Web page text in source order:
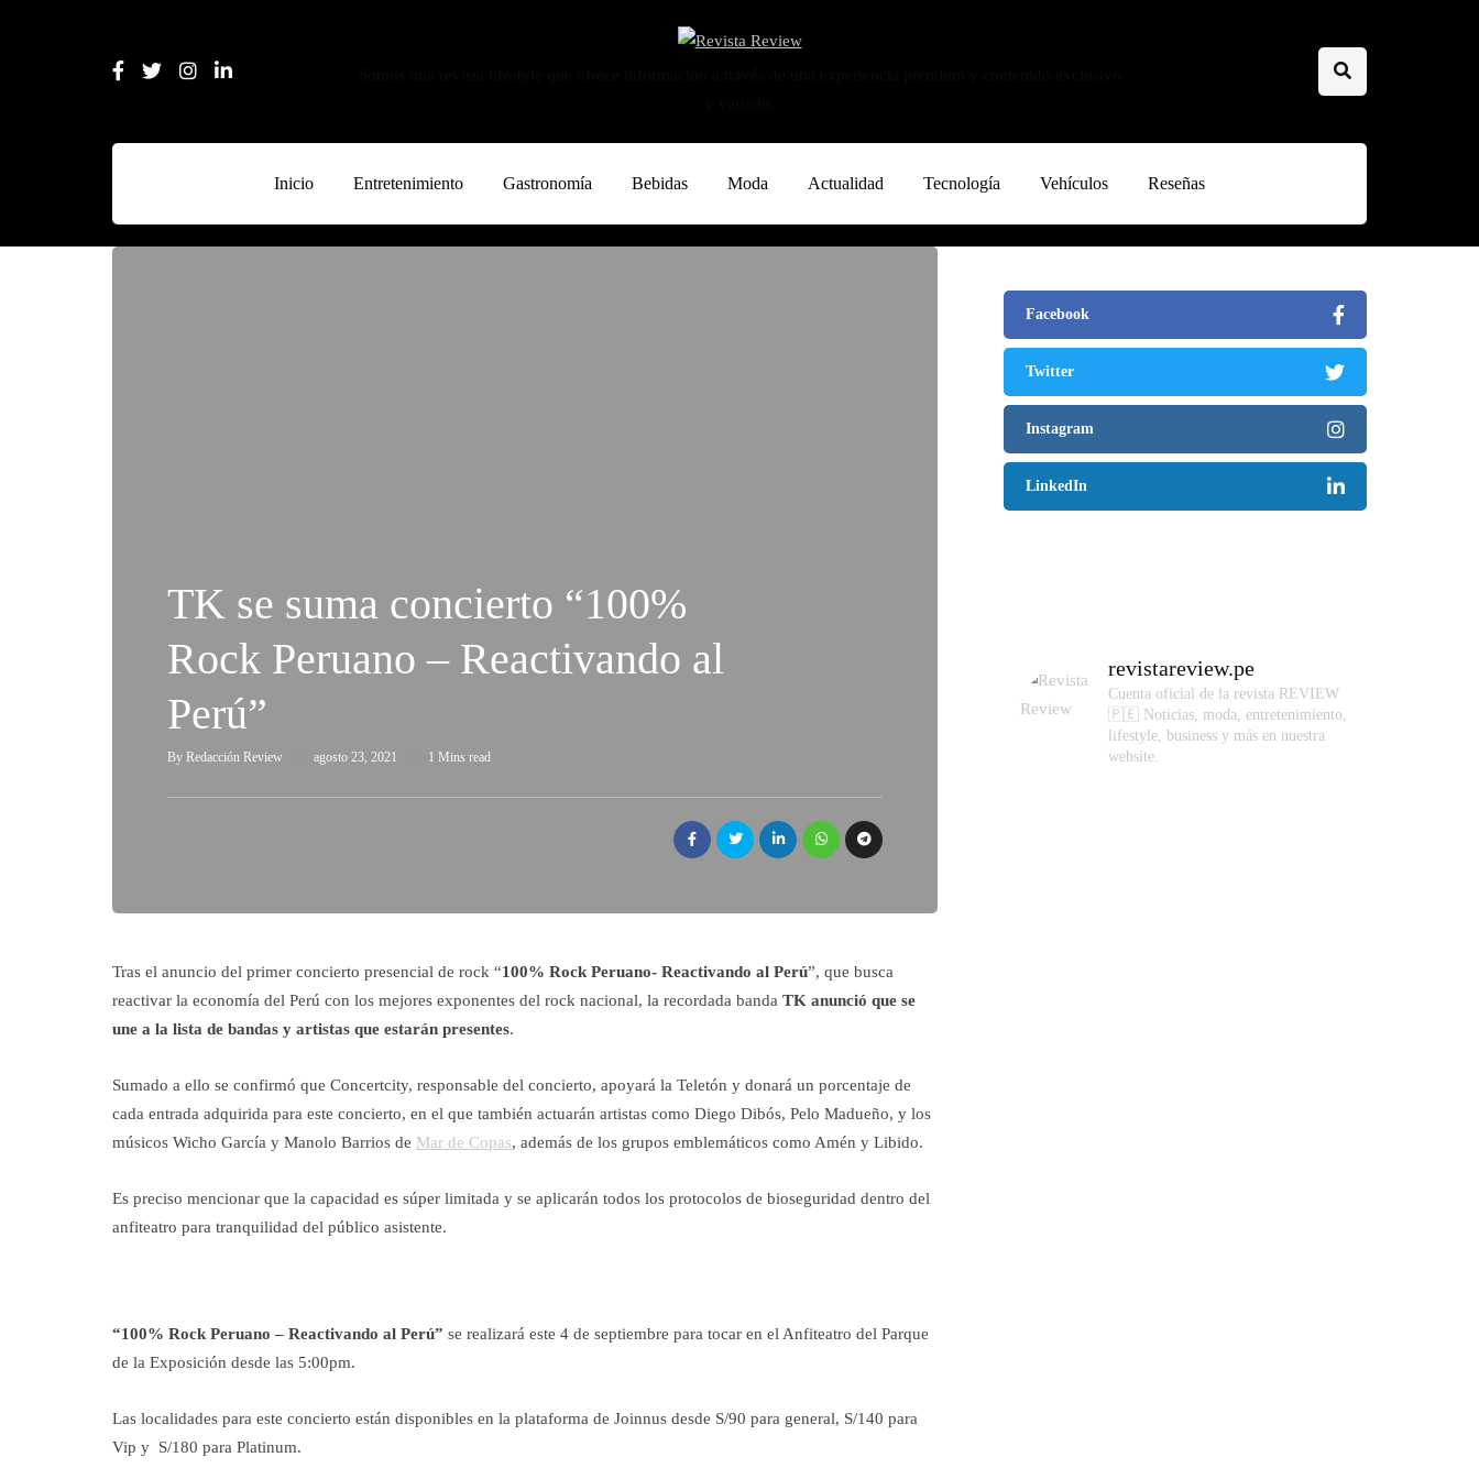
Inicio Entretenimiento Gastronomía Bebidas Moda Actualidad Tecnología Vehículos Reseñas
TK se suma concierto “100%
Rock Peruano – Reactivando al
Perú”
By Redacción Review agosto 23, 2021 1 Mins read
Tras el anuncio del primer concierto presencial de rock “100% Rock Peruano- Reactivando al Perú”, que busca
reactivar la economía del Perú con los mejores exponentes del rock nacional, la recordada banda TK anunció que se
une a la lista de bandas y artistas que estarán presentes.
Sumado a ello se confirmó que Concertcity, responsable del concierto, apoyará la Teletón y donará un porcentaje de
cada entrada adquirida para este concierto, en el que también actuarán artistas como Diego Dibós, Pelo Madueño, y los
músicos Wicho García y Manolo Barrios de Mar de Copas, además de los grupos emblemáticos como Amén y Libido.
Es preciso mencionar que la capacidad es súper limitada y se aplicarán todos los protocolos de bioseguridad dentro del
anfiteatro para tranquilidad del público asistente.
“100% Rock Peruano – Reactivando al Perú” se realizará este 4 de septiembre para tocar en el Anfiteatro del Parque
de la Exposición desde las 5:00pm.
Las localidades para este concierto están disponibles en la plataforma de Joinnus desde S/90 para general, S/140 para
Vip y S/180 para Platinum.
Facebook
Twitter
Instagram
LinkedIn
revistareview.pe
Cuenta oficial de la revista REVIEW
🇵🇪 Noticias, moda, entretenimiento,
lifestyle, business y más en nuestra
website.